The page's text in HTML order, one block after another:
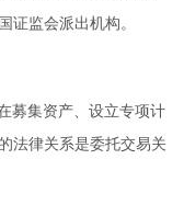
证监会派出机构。
募集资产、设立专项计
法律关系是委托交易关